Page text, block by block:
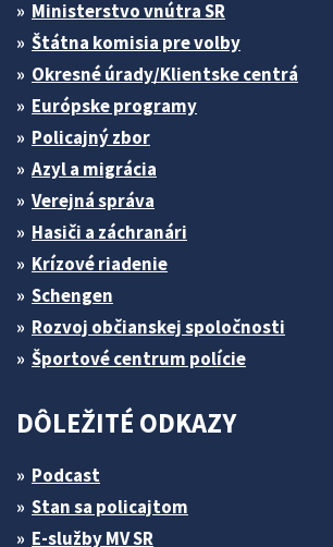
Ministerstvo vnútra SR
Štátna komisia pre volby
Okresné úrady/Klientske centrá
Európske programy
Policajný zbor
Azyl a migrácia
Verejná správa
Hasiči a záchranári
Krízové riadenie
Schengen
Rozvoj občianskej spoločnosti
Športové centrum polície
DÔLEŽITÉ ODKAZY
Podcast
Stan sa policajtom
E-služby MV SR